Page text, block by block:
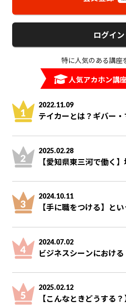
ログイン
特に人気のある講座
人気アカホン講
2022.11.09
テイカーとは？ギバー
2025.02.28
【愛知県東三河で働く
2024.10.11
【手に職をつける】と
2024.07.02
ビジネスシーンにおけ
2025.02.12
【こんなときどうする